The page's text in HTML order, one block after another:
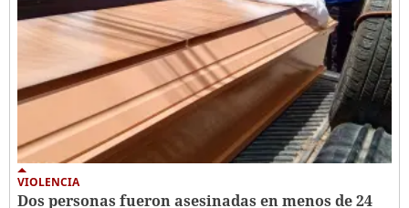
VIOLENCIA
Dos personas fueron asesinadas en menos de 24